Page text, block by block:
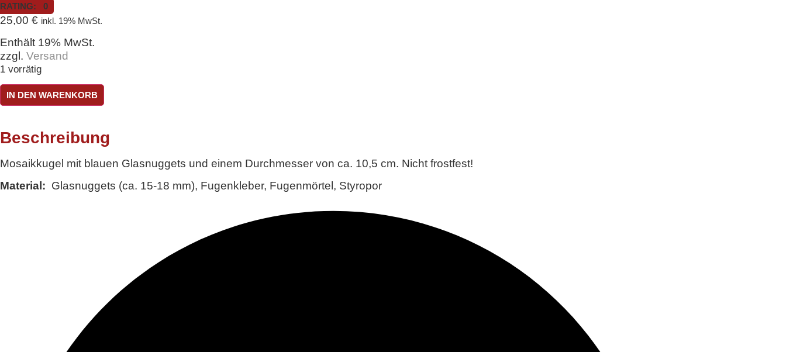
RATING: 0
25,00 € inkl. 19% MwSt.
Enthält 19% MwSt.
zzgl. Versand
1 vorrätig
Kugel
Nugget
ca.
10,5
Menge
IN DEN WARENKORB
Beschreibung
Mosaikkugel mit blauen Glasnuggets und einem Durchmesser von ca. 10,5 cm. Nicht frostfest!
Material: Glasnuggets (ca. 15-18 mm), Fugenkleber, Fugenmörtel, Styropor